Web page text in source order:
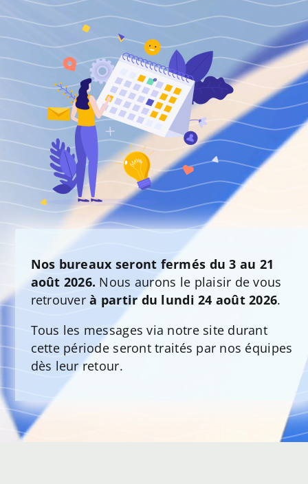
Nos bureaux seront fermés du 3 au 21
août 2026. Nous aurons le plaisir de vous
retrouverà partir du lundi 24 août 2026.
Tous les messages via notre site durant
cette période seront traités par nos équipes
dès leur retour.